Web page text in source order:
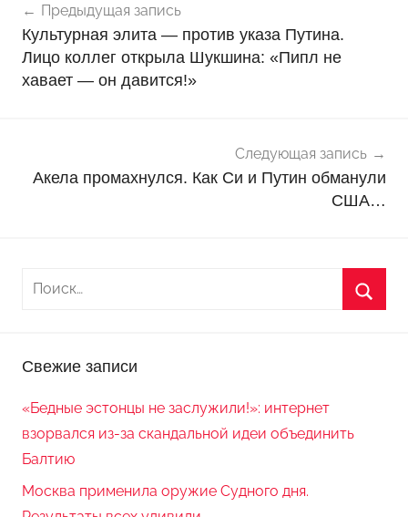
о
в
о
с
по
записям
Предыдущая запись
Культурная элита — против указа Путина.
Лицо коллег открыла Шукшина: «Пипл не
хавает — он давится!»
Следующая запись
Акела промахнулся. Как Си и Путин обманули
США…
Свежие записи
«Бедные эстонцы не заслужили!»: интернет
взорвался из-за скандальной идеи объединить
Балтию
Москва применила оружие Судного дня.